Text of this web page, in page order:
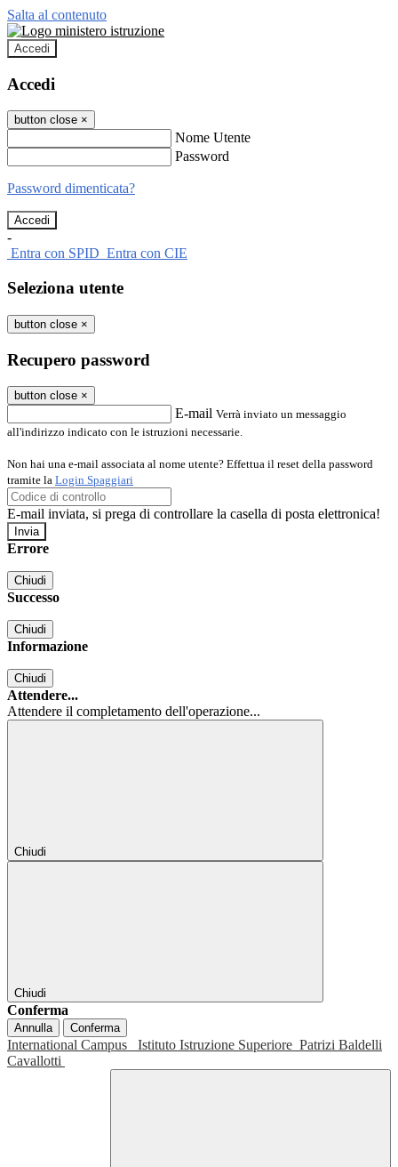
Salta al contenuto
Accedi
Accedi
button close ×
Nome Utente
Password
Password dimenticata?
-
Entra con SPID Entra con CIE
Seleziona utente
button close ×
Recupero password
button close ×
E-mail Verrà inviato un messaggio
all'indirizzo indicato con le istruzioni necessarie.
Non hai una e-mail associata al nome utente? Effettua il reset della password
tramite la Login Spaggiari
E-mail inviata, si prega di controllare la casella di posta elettronica!
Errore
Chiudi
Successo
Chiudi
Informazione
Chiudi
Attendere...
Attendere il completamento dell'operazione...
Chiudi
Chiudi
Conferma
Annulla Conferma
International Campus Istituto Istruzione Superiore Patrizi Baldelli
Cavallotti